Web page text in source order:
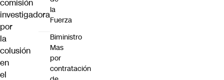
comisión
investigadora
por
la
colusión
en
el
la
Fuerza
Biministro
Mas
por
contratación